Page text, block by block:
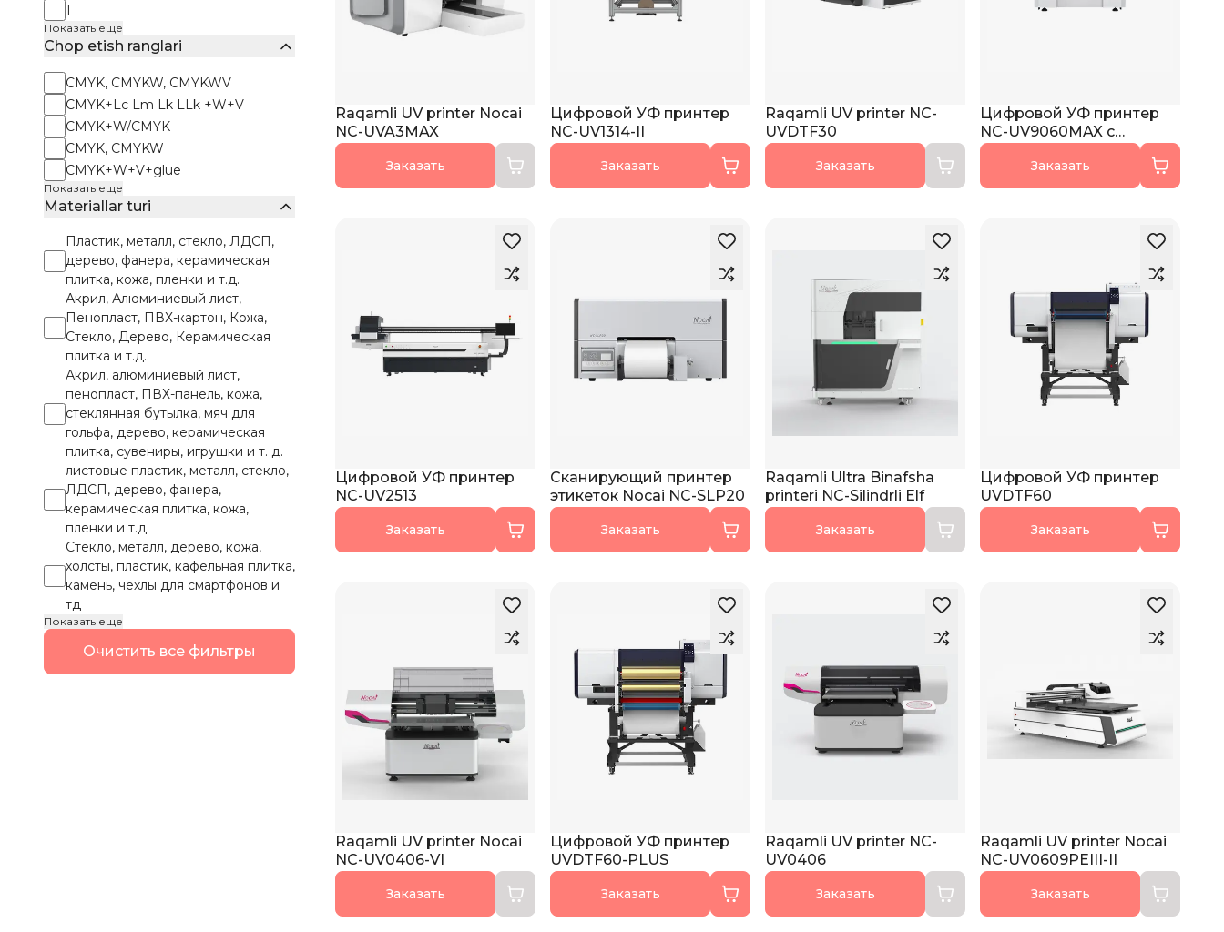
1
Показать еще
Chop etish ranglari
CMYK, CMYKW, CMYKWV
CMYK+Lc Lm Lk LLk +W+V
CMYK+W/CMYK
CMYK, CMYKW
CMYK+W+V+glue
Показать еще
Materiallar turi
Пластик, металл, стекло, ЛДСП,
дерево, фанера, керамическая
плитка, кожа, пленки и т.д.
Акрил, Алюминиевый лист,
Пенопласт, ПВХ-картон, Кожа,
Стекло, Дерево, Керамическая
плитка и т.д.
Акрил, алюминиевый лист,
пенопласт, ПВХ-панель, кожа,
стеклянная бутылка, мяч для
гольфа, дерево, керамическая
плитка, сувениры, игрушки и т. д.
листовые пластик, металл, стекло,
ЛДСП, дерево, фанера,
керамическая плитка, кожа,
пленки и т.д.
Стекло, металл, дерево, кожа,
холсты, пластик, кафельная плитка,
камень, чехлы для смартфонов и
тд
Показать еще
Очистить все фильтры
Raqamli UV printer Nocai
NC-UVA3MAX
Заказать
Цифровой УФ принтер
NC-UV1314-II
Заказать
Raqamli UV printer NC-
UVDTF30
Заказать
Цифровой УФ принтер
NC-UV9060MAX с
камерой
Заказать
Цифровой УФ принтер
NC-UV2513
Заказать
Сканирующий принтер
этикеток Nocai NC-SLP20
Заказать
Raqamli Ultra Binafsha
printeri NC-Silindrli Elf
Заказать
Цифровой УФ принтер
UVDTF60
Заказать
Raqamli UV printer Nocai
NC-UV0406-VI
Заказать
Цифровой УФ принтер
UVDTF60-PLUS
Заказать
Raqamli UV printer NC-
UV0406
Заказать
Raqamli UV printer Nocai
NC-UV0609PEIII-II
Заказать